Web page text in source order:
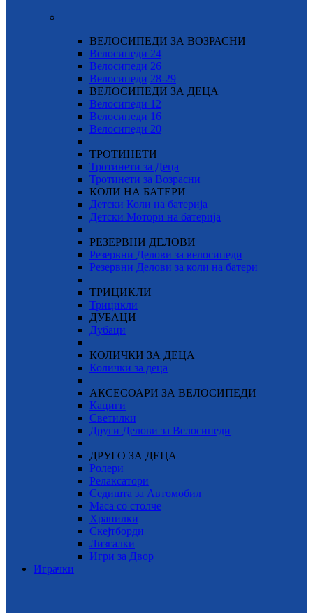
ВЕЛОСИПЕДИ ЗА ВОЗРАСНИ
Велосипеди 24
Велосипеди 26
Велосипеди 28-29
ВЕЛОСИПЕДИ ЗА ДЕЦА
Велосипеди 12
Велосипеди 16
Велосипеди 20
ТРОТИНЕТИ
Тротинети за Деца
Тротинети за Возрасни
КОЛИ НА БАТЕРИ
Детски Коли на батерија
Детски Мотори на батерија
РЕЗЕРВНИ ДЕЛОВИ
Резервни Делови за велосипеди
Резервни Делови за коли на батери
ТРИЦИКЛИ
Трицикли
ДУБАЦИ
Дубаци
КОЛИЧКИ ЗА ДЕЦА
Колички за деца
АКСЕСОАРИ ЗА ВЕЛОСИПЕДИ
Кациги
Светилки
Други Делови за Велосипеди
ДРУГО ЗА ДЕЦА
Ролери
Релаксатори
Седишта за Автомобил
Маса со столче
Хранилки
Скејтборди
Лизгалки
Игри за Двор
Играчки